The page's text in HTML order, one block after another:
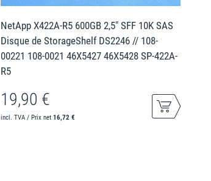
NetApp X422A-R5 600GB 2,5" SFF 10K SAS
Disque de StorageShelf DS2246 // 108-
00221 108-0021 46X5427 46X5428 SP-422A-
R5
19,90 €
incl. TVA / Prix net16,72 €